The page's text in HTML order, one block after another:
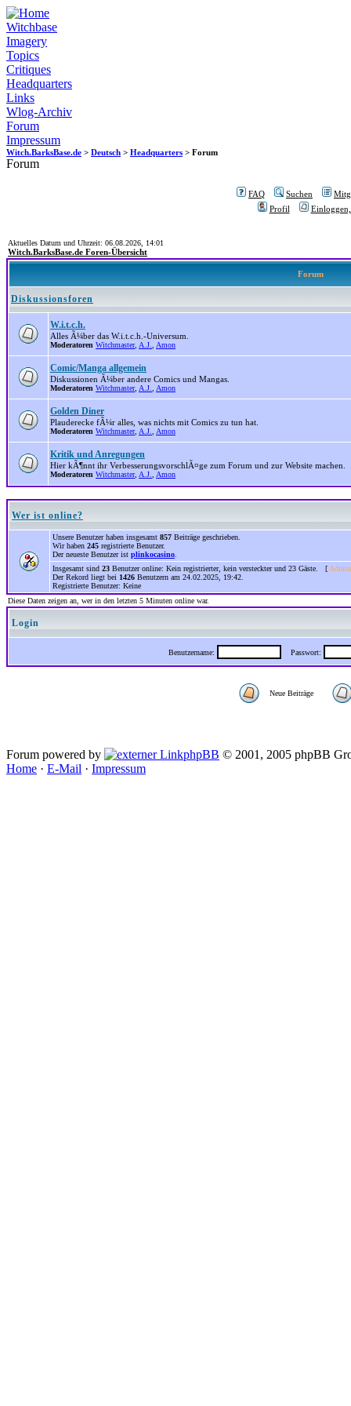
Witchbase
Imagery
Topics
Critiques
Headquarters
Links
Wlog-Archiv
Forum
Impressum
Witch.BarksBase.de > Deutsch > Headquarters > Forum
Forum
FAQ Suchen
Profil
Aktuelles Datum und Uhrzeit: 06.08.2026, 14:01
Witch.BarksBase.de Foren-Übersicht
Forum
Diskussionsforen
W.i.t.c.h.
Alles Ã¼ber das W.i.t.c.h.-Universum.
Moderatoren Witchmaster, A.J. Amon
Comic/Manga allgemein
Diskussionen Ã¼ber andere Comics und Mangas.
Moderatoren Witchmaster, A.J. Amon
Golden Diner
Plauderecke fÃ¼r alles, was nichts mit Comics zu tun hat.
Moderatoren Witchmaster, A.J. Amon
Kritik und Anregungen
Hier kÃ¶nnt ihr VerbesserungsvorschlÃ¤ge zum Forum und zur Website machen.
Moderatoren Witchmaster, A.J. Amon
Wer ist online?
Unsere Benutzer haben insgesamt 857 Beiträge geschrieben.
Wir haben 245 registrierte Benutzer.
Der neueste Benutzer ist plinkocasino
Insgesamt sind 23 Benutzer online: Kein registrierter, kein versteckter und 23 Gäste. [
Der Rekord liegt bei 1426 Benutzern am 24.02.2025, 19:42.
Registrierte Benutzer: Keine
Diese Daten zeigen an, wer in den letzten 5 Minuten online war.
Login
Benutzername: Passwort:
Neue Beiträge
Forum powered by phpBB © 2001, 2005 phpBB
Home · E-Mail · Impressum